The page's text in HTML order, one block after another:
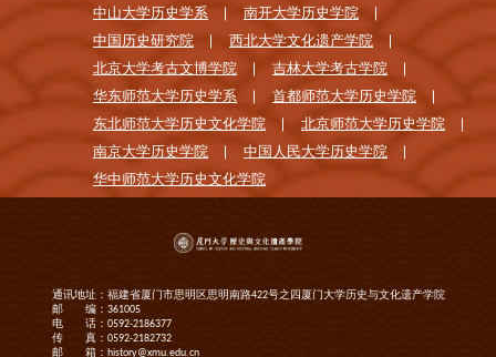
中山大学历史学系
南开大学历史学院
中国历史研究院
西北大学文化遗产学院
北京大学考古文博学院
吉林大学考古学院
华东师范大学历史学系
首都师范大学历史学院
东北师范大学历史文化学院
北京师范大学历史学院
南京大学历史学院
中国人民大学历史学院
华中师范大学历史文化学院
通讯地址：福建省厦门市思明区思明南路422号之四厦门大学历史与文化遗产学院
邮 编：361005
电 话：0592-2186377
传 真：0592-2182732
邮 箱：history@xmu.edu.cn